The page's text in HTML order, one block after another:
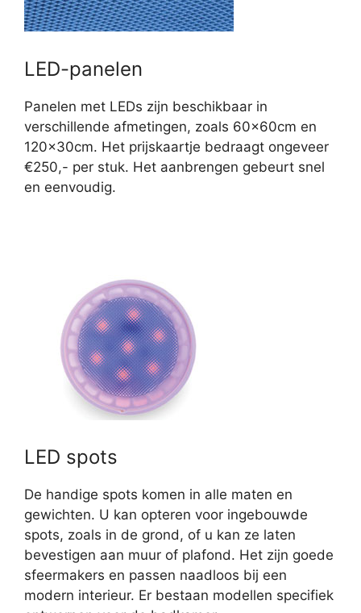
LED-panelen
Panelen met LEDs zijn beschikbaar in
verschillende afmetingen, zoals 60x60cm en
120x30cm. Het prijskaartje bedraagt ongeveer
€250,- per stuk. Het aanbrengen gebeurt snel
en eenvoudig.
LED spots
De handige spots komen in alle maten en
gewichten. U kan opteren voor ingebouwde
spots, zoals in de grond, of u kan ze laten
bevestigen aan muur of plafond. Het zijn goede
sfeermakers en passen naadloos bij een
modern interieur. Er bestaan modellen specifiek